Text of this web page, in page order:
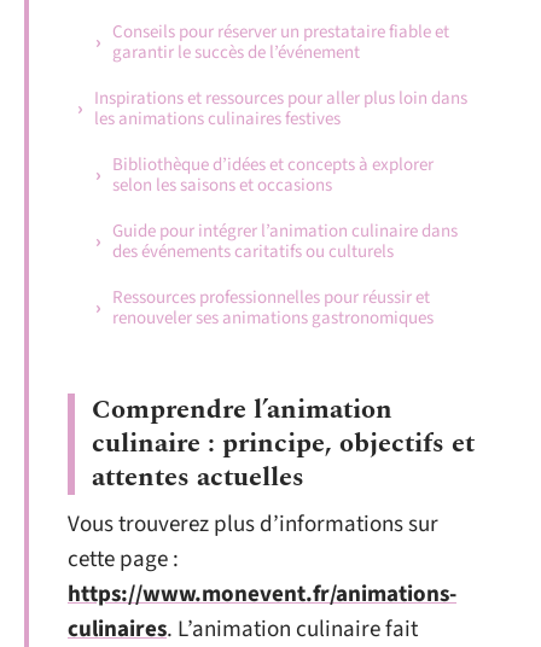
Conseils pour réserver un prestataire fiable et
garantir le succès de l’événement
Inspirations et ressources pour aller plus loin dans
les animations culinaires festives
Bibliothèque d’idées et concepts à explorer
selon les saisons et occasions
Guide pour intégrer l’animation culinaire dans
des événements caritatifs ou culturels
Ressources professionnelles pour réussir et
renouveler ses animations gastronomiques
Comprendre l’animation
culinaire : principe, objectifs et
attentes actuelles
Vous trouverez plus d’informations sur
cette page :
https://www.monevent.fr/animations-
culinaires. L’animation culinaire fait